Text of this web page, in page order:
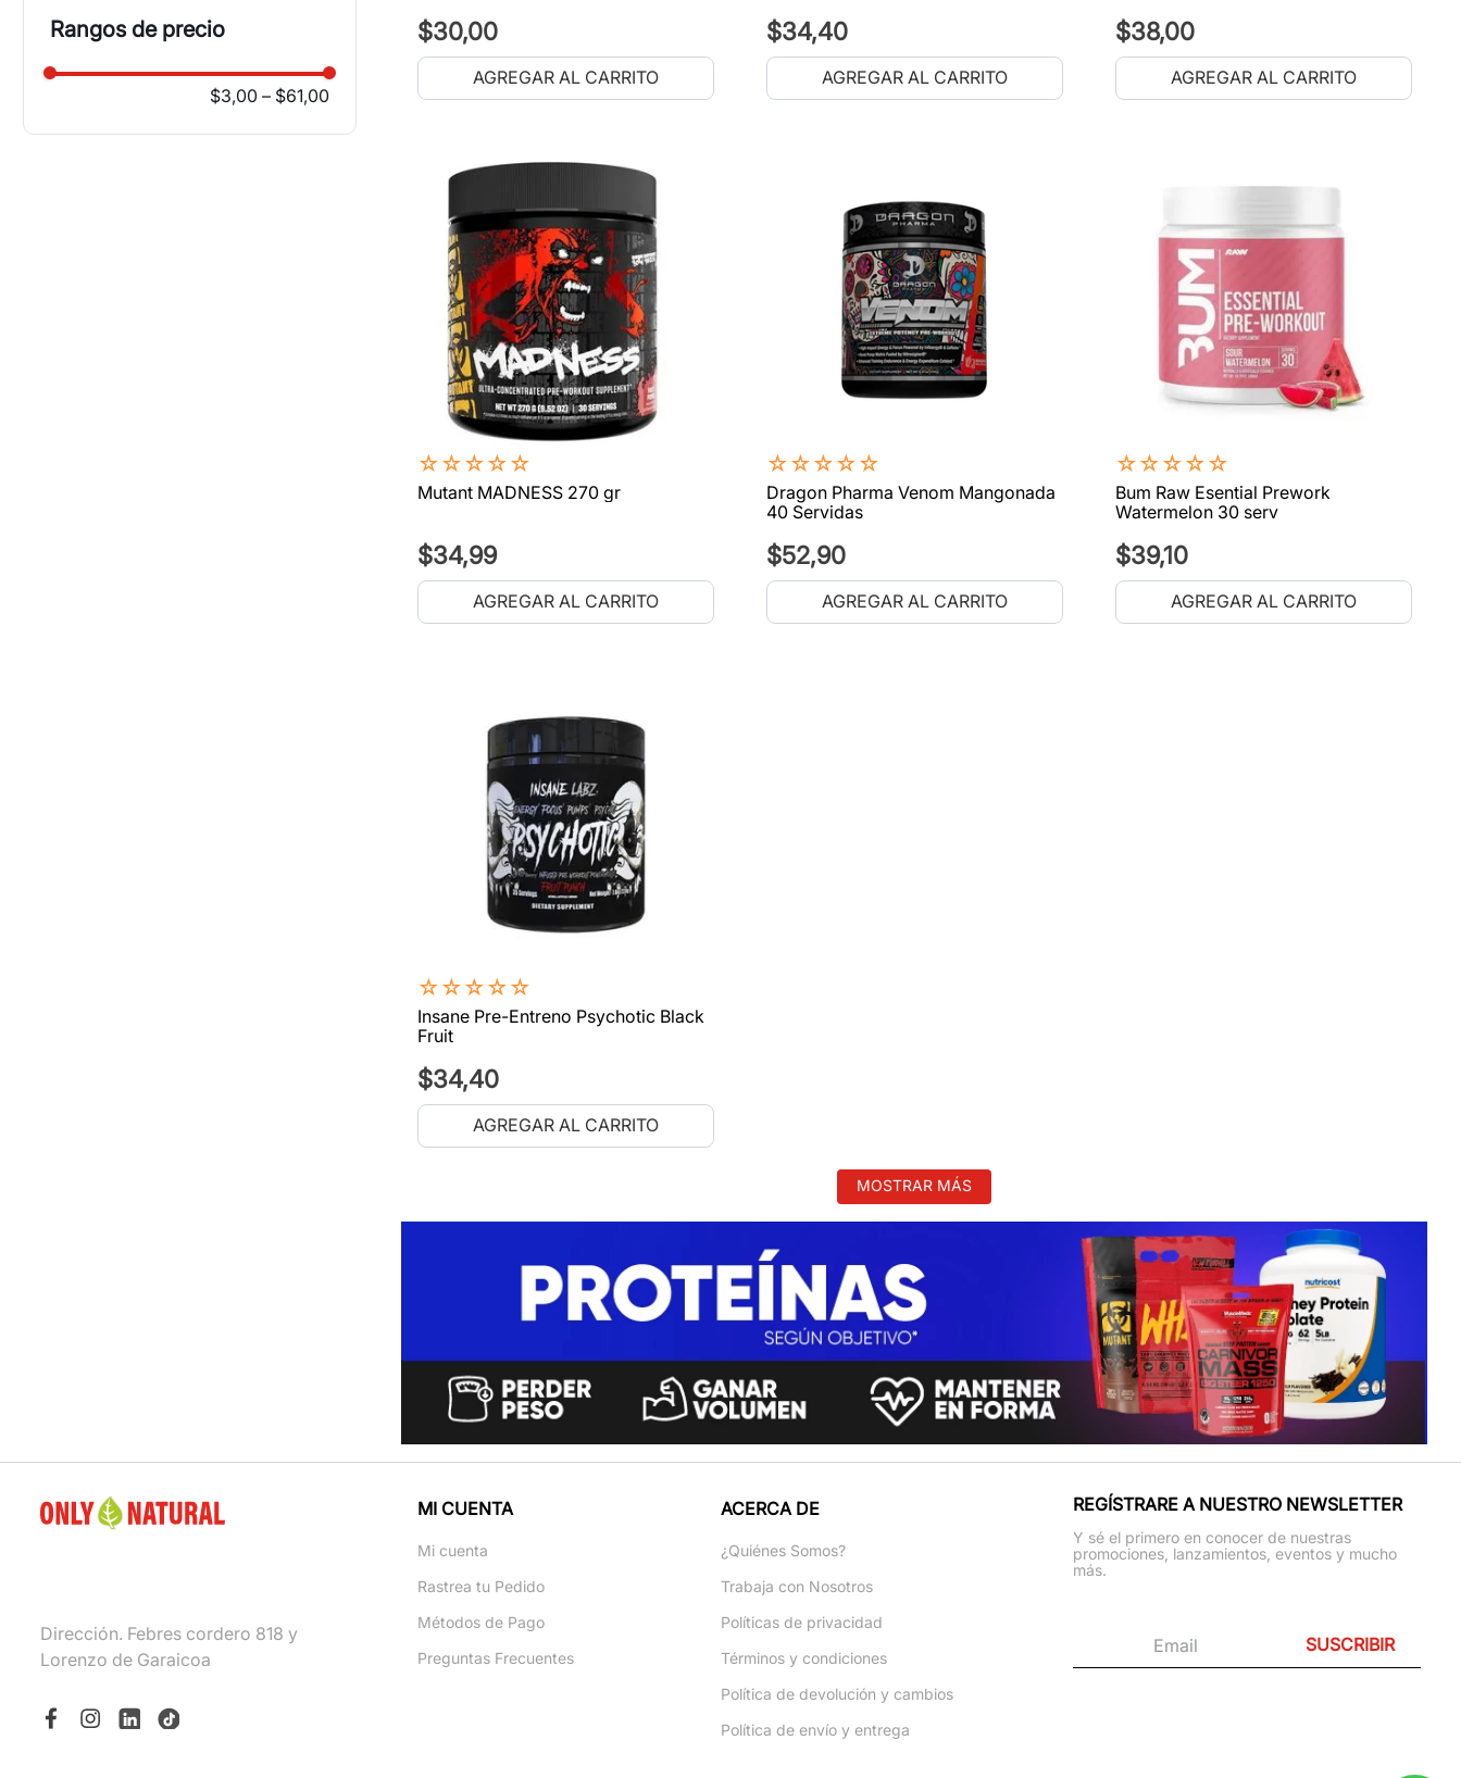
Rangos de precio
$3,00 – $61,00
$30,00
AGREGAR AL CARRITO
$34,40
AGREGAR AL CARRITO
$38,00
AGREGAR AL CARRITO
☆☆☆☆☆
Mutant MADNESS 270 gr
$34,99
AGREGAR AL CARRITO
☆☆☆☆☆
Dragon Pharma Venom Mangonada
40 Servidas
$52,90
AGREGAR AL CARRITO
☆☆☆☆☆
Bum Raw Esential Prework
Watermelon 30 serv
$39,10
AGREGAR AL CARRITO
☆☆☆☆☆
Insane Pre-Entreno Psychotic Black
Fruit
$34,40
AGREGAR AL CARRITO
MOSTRAR MÁS
Dirección. Febres cordero 818 y
Lorenzo de Garaicoa
MI CUENTA
Mi cuenta
Rastrea tu Pedido
Métodos de Pago
Preguntas Frecuentes
ACERCA DE
¿Quiénes Somos?
Trabaja con Nosotros
Políticas de privacidad
Términos y condiciones
Política de devolución y cambios
Política de envío y entrega
REGÍSTRARE A NUESTRO NEWSLETTER
Y sé el primero en conocer de nuestras
promociones, lanzamientos, eventos y mucho
más.
SUSCRIBIR